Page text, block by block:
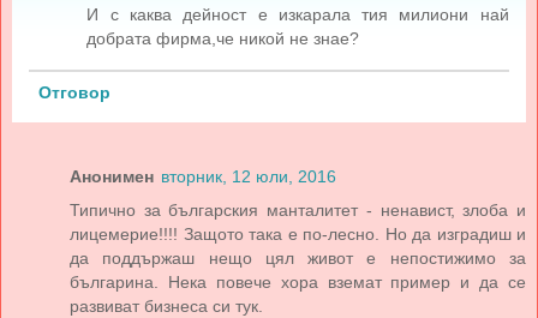
И с каква дейност е изкарала тия милиони най
добрата фирма,че никой не знае?
Отговор
Анонимен вторник, 12 юли, 2016
Типично за българския манталитет - ненавист, злоба и
лицемерие!!!! Защото така е по-лесно. Но да изградиш и
да поддържаш нещо цял живот е непостижимо за
българина. Нека повече хора вземат пример и да се
развиват бизнеса си тук.